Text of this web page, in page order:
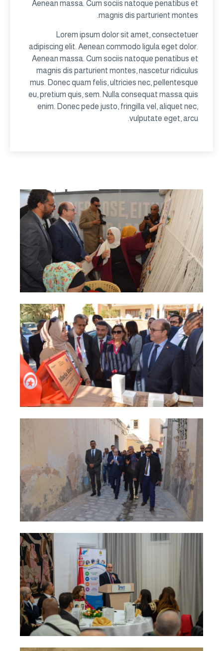
Aenean massa. Cum sociis natoque penatibus et
magnis dis parturient montes.
Lorem ipsum dolor sit amet, consectetuer
adipiscing elit. Aenean commodo ligula eget dolor.
Aenean massa. Cum sociis natoque penatibus et
magnis dis parturient montes, nascetur ridiculus
mus. Donec quam felis, ultricies nec, pellentesque
eu, pretium quis, sem. Nulla consequat massa quis
enim. Donec pede justo, fringilla vel, aliquet nec,
vulputate eget, arcu.